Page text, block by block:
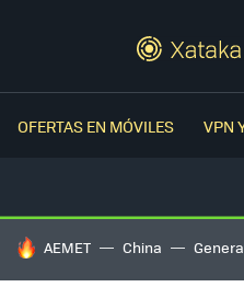
OFERTAS EN MÓVILES VPN
HOY SE HABLA DE
AEMET China